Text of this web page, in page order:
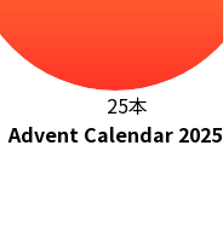
Advent Calendar 2025
25本